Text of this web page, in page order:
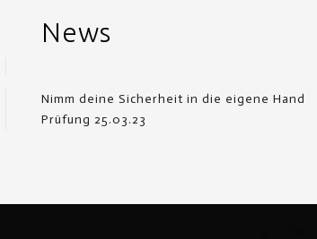
News
Nimm deine Sicherheit in die eigene Hand
Prüfung 25.03.23